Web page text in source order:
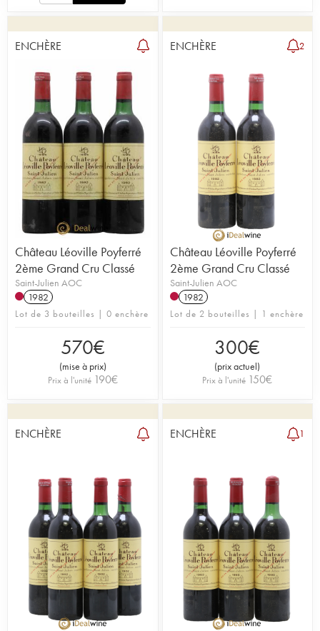
ENCHÈRE
Château Léoville Poyferré
2ème Grand Cru Classé
Saint-Julien AOC
1982
Lot de 3 bouteilles | 0 enchère
570€
(mise à prix)
Prix à l'unité 190€
ENCHÈRE 2
Château Léoville Poyferré
2ème Grand Cru Classé
Saint-Julien AOC
1982
Lot de 2 bouteilles | 1 enchère
300€
(prix actuel)
Prix à l'unité 150€
ENCHÈRE ENCHÈRE 1